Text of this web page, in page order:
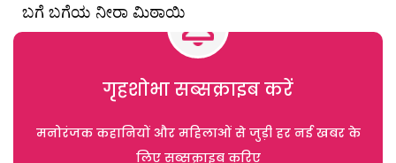
ಬಗೆ ಬಗೆಯ ನೀರಾ ಮಿಠಾಯಿ
गृहशोभा सब्सक्राइब करें
मनोरंजक कहानियों और महिलाओं से जुड़ी हर नई खबर के
लिए सब्सक्राइब करिए